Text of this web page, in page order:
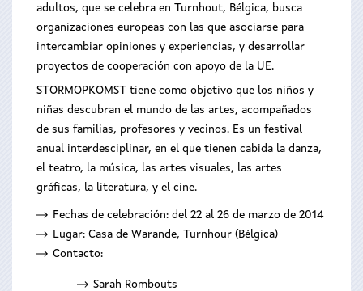
adultos, que se celebra en Turnhout, Bélgica, busca
organizaciones europeas con las que asociarse para
intercambiar opiniones y experiencias, y desarrollar
proyectos de cooperación con apoyo de la UE.
STORMOPKOMST tiene como objetivo que los niños y
niñas descubran el mundo de las artes, acompañados
de sus familias, profesores y vecinos. Es un festival
anual interdesciplinar, en el que tienen cabida la danza,
el teatro, la música, las artes visuales, las artes
gráficas, la literatura, y el cine.
Fechas de celebración: del 22 al 26 de marzo de 2014
Lugar: Casa de Warande, Turnhour (Bélgica)
Contacto:
Sarah Rombouts